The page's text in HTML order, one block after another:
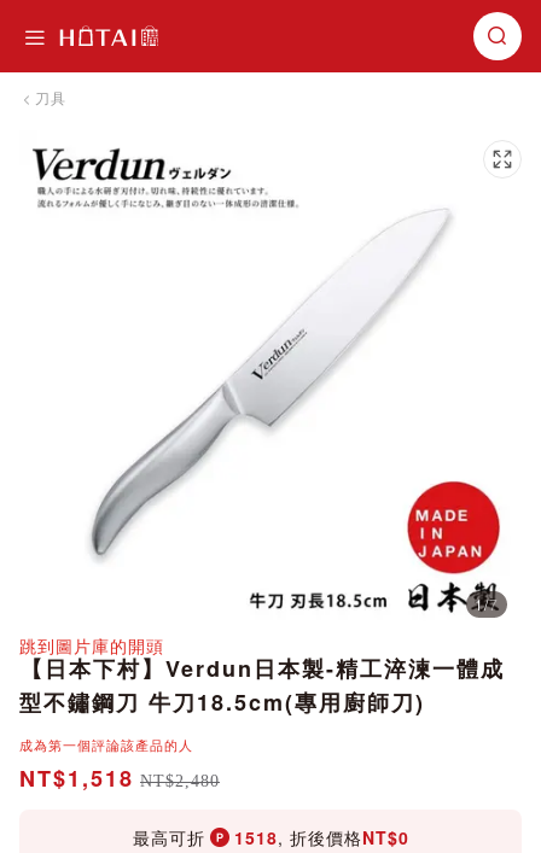
刀具
跳到圖片庫的末尾
1/7
跳到圖片庫的開頭
【日本下村】Verdun日本製-精工淬湅一體成
型不鏽鋼刀 牛刀18.5cm(專用廚師刀)
成為第一個評論該產品的人
NT$1,518 NT$2,480
最高可折 1518, 折後價格NT$0